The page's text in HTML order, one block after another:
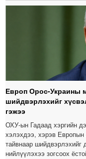
Европ Орос-Украины
шийдвэрлэхийг
гэжээ
ОХУ-ын Гадаад хэргийн
хэлэхдээ, хэрэв
тайвнаар шийдвэрлэхийг
нийлүүлэхээ зогсоох